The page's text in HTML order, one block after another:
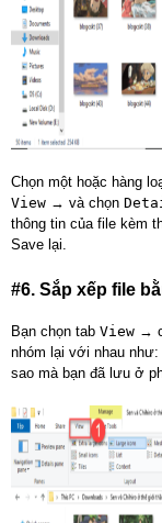
Chọn một hoặc hàng
View → và chọn
thông tin của file kèm
Save lại.
#6. Sắp xếp file
Bạn chọn tab View →
nhóm lại với nhau
sao mà bạn đã lưu ở